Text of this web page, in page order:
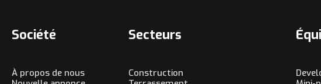
Société
À propos de nous
Secteurs
Construction